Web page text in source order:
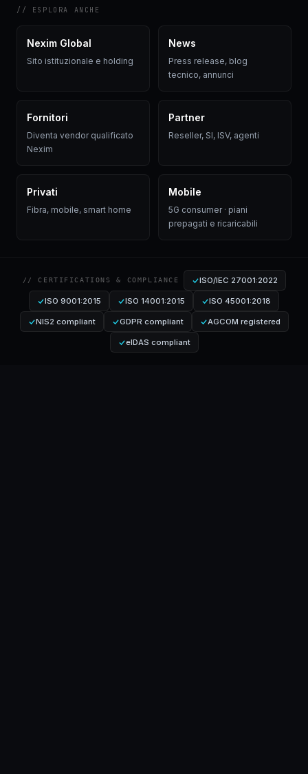
// ESPLORA ANCHE
Nexim Global
Sito istituzionale e holding
News
Press release, blog
tecnico, annunci
Fornitori
Diventa vendor qualificato
Nexim
Partner
Reseller, SI, ISV, agenti
Privati
Fibra, mobile, smart home
Mobile
5G consumer · piani
prepagati e ricaricabili
// CERTIFICATIONS & COMPLIANCE ISO/IEC 27001:2022
ISO 9001:2015 ISO 14001:2015 ISO 45001:2018
NIS2 compliant GDPR compliant AGCOM registered
eIDAS compliant